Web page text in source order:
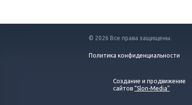
© 2026 Все права защищены.
Политика конфиденциальности
Создание и продвижение
сайтов “Slon-Media”